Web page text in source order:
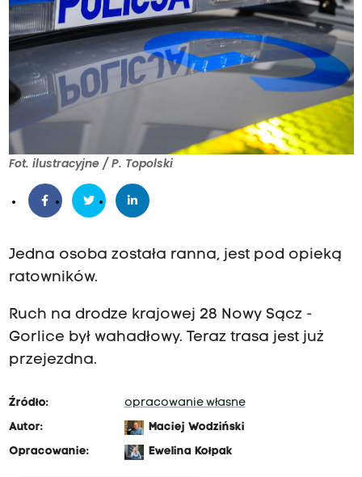
Fot. ilustracyjne / P. Topolski
Jedna osoba została ranna, jest pod opieką
ratowników.
Ruch na drodze krajowej 28 Nowy Sącz -
Gorlice był wahadłowy. Teraz trasa jest już
przejezdna.
Źródło:
opracowanie własne
Autor:
Maciej Wodziński
Opracowanie:
Ewelina Kołpak